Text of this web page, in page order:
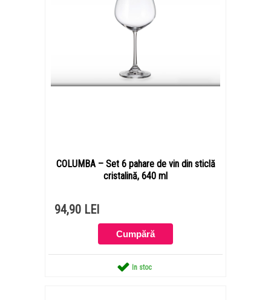
COLUMBA – Set 6 pahare de vin din sticlă
cristalină, 640 ml
94,90 LEI
In stoc